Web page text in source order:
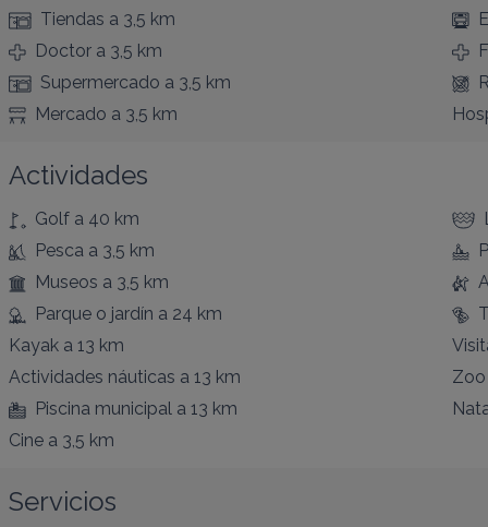
Tiendas a 3,5 km
Doctor a 3,5 km
Supermercado a 3,5 km
Mercado a 3,5 km
Actividades
Golf a 40 km
Pesca a 3,5 km
Museos a 3,5 km
Parque o jardín a 24 km
Kayak a 13 km
Actividades náuticas a 13 km Zoo
Piscina municipal a 13 km
Cine a 3,5 km
Servicios